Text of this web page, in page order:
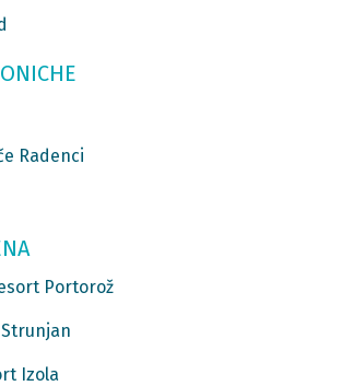
Radenci
Portorož
Izola